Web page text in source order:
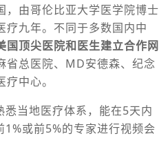
，由哥伦比亚大学医学院博士
疗九年。不同于多数国内中
国顶尖医院和医生建立合作网
省总医院、MD安德森、纪念
中心。
悉当地医疗体系，能在5天内
1%或前5%的专家进行视频会